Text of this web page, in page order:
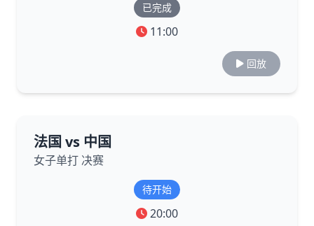
已完成
11:00
回放
法国 vs 中国
女子单打 决赛
待开始
20:00